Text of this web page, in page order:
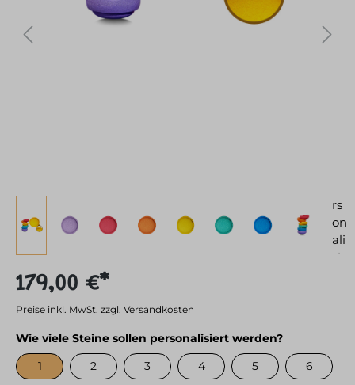
179,00 €*
Preise inkl. MwSt. zzgl. Versandkosten
Wie viele Steine sollen personalisiert werden?auswählen
1
2 3 4 5 6